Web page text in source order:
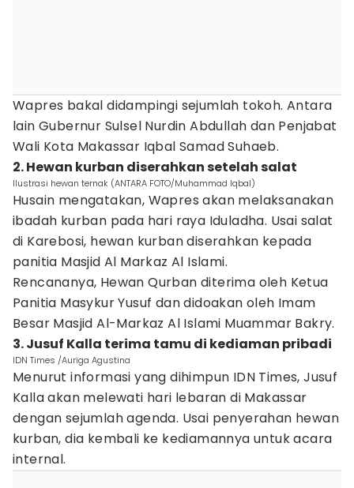
Wapres bakal didampingi sejumlah tokoh. Antara
lain Gubernur Sulsel Nurdin Abdullah dan Penjabat
Wali Kota Makassar Iqbal Samad Suhaeb.
2. Hewan kurban diserahkan setelah salat
Ilustrasi hewan ternak (ANTARA FOTO/Muhammad Iqbal)
Husain mengatakan, Wapres akan melaksanakan
ibadah kurban pada hari raya Iduladha. Usai salat
di Karebosi, hewan kurban diserahkan kepada
panitia Masjid Al Markaz Al Islami.
Rencananya, Hewan Qurban diterima oleh Ketua
Panitia Masykur Yusuf dan didoakan oleh Imam
Besar Masjid Al-Markaz Al Islami Muammar Bakry.
3. Jusuf Kalla terima tamu di kediaman pribadi
IDN Times /Auriga Agustina
Menurut informasi yang dihimpun IDN Times, Jusuf
Kalla akan melewati hari lebaran di Makassar
dengan sejumlah agenda. Usai penyerahan hewan
kurban, dia kembali ke kediamannya untuk acara
internal.